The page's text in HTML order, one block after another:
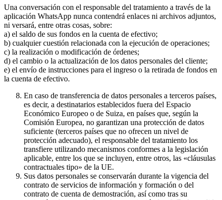
Una conversación con el responsable del tratamiento a través de la
aplicación WhatsApp nunca contendrá enlaces ni archivos adjuntos,
ni versará, entre otras cosas, sobre:
a) el saldo de sus fondos en la cuenta de efectivo;
b) cualquier cuestión relacionada con la ejecución de operaciones;
c) la realización o modificación de órdenes;
d) el cambio o la actualización de los datos personales del cliente;
e) el envío de instrucciones para el ingreso o la retirada de fondos en
la cuenta de efectivo.
En caso de transferencia de datos personales a terceros países,
es decir, a destinatarios establecidos fuera del Espacio
Económico Europeo o de Suiza, en países que, según la
Comisión Europea, no garantizan una protección de datos
suficiente (terceros países que no ofrecen un nivel de
protección adecuado), el responsable del tratamiento los
transfiere utilizando mecanismos conformes a la legislación
aplicable, entre los que se incluyen, entre otros, las «cláusulas
contractuales tipo» de la UE.
Sus datos personales se conservarán durante la vigencia del
contrato de servicios de información y formación o del
contrato de cuenta de demostración, así como tras su